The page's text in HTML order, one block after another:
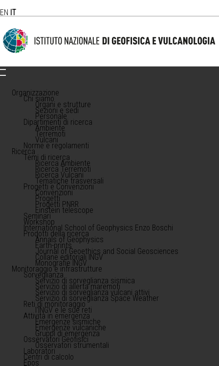
EN IT
Organizzazione
Chi siamo
Organi e strutture
Sezioni e sedi
Personale
Dipartimenti di ricerca
Ambiente
Terremoti
Vulcani
Norme e regolamenti
Ricerca
Temi di ricerca
Ricerca Ambiente
Ricerca Terremoti
Ricerca Vulcani
Tematiche trasversali
Progetti e Convenzioni
Convenzioni
Progetti
Progetti PNRR
Einstein telescope
Seminari
Workshop
International School of Geophysics Enzo Boschi
Prodotti della ricerca
Annals of Geophysics
Earth-prints
Journal of Geoethics and Social Geosciences
Collane editoriali INGV
Monografie INGV
Monitoraggio e infrastrutture
Sorveglianza
Servizio di sorveglianza sismica
Servizio di allerta maremoti
Servizio di sorveglianza vulcani attivi
Servizio di sorveglianza Space Weather
Reti di monitoraggio
l'INGV e le sue reti
Attività in emergenza
Emergenze sismiche
Emergenze vulcaniche
Gruppi di emergenza
Osservatori Geofisici
Osservatori strumentali
Laboratori
Centri di calcolo
Epos